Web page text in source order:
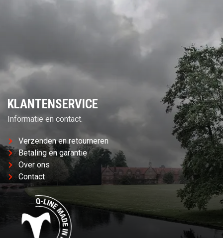
KLANTENSERVICE
Informatie en contact.
Verzenden en retourneren
Betaling en garantie
Over ons
Contact